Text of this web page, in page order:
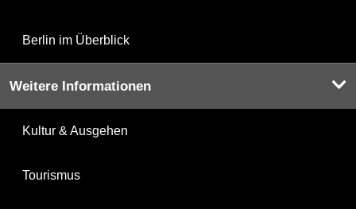
Berlin im Überblick
Weitere Informationen
Kultur & Ausgehen
Tourismus